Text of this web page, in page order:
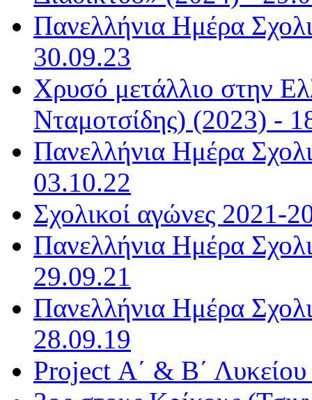
Πανελλήνια Ημέρα
30.09.23
Χρυσό μετάλλιο στην
Νταμοτσίδης) (2023) -
Πανελλήνια Ημέρα
03.10.22
Σχολικοί αγώνες 2021-
Πανελλήνια Ημέρα
29.09.21
Πανελλήνια Ημέρα
28.09.19
Project Α΄ & Β΄